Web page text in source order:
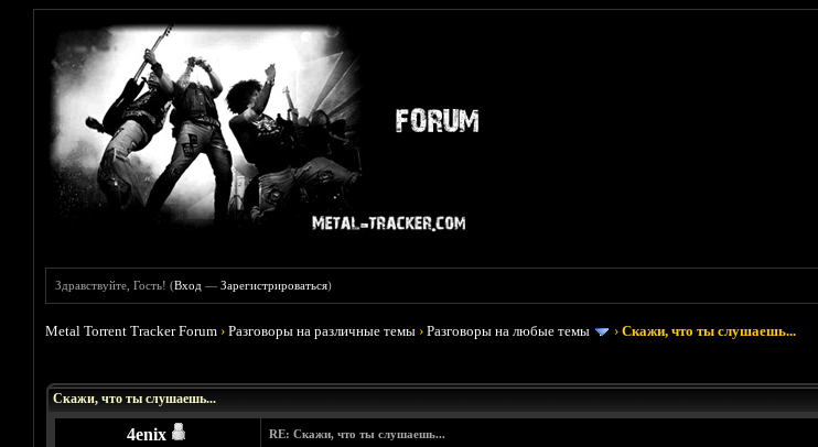
Здравствуйте, Гость! (Вход —Зарегистрироваться)
Metal Torrent Tracker Forum ›Разговоры на различные темы ›Разговоры на любые темы ›Скажи, что ты слушаешь...
Скажи, что ты слушаешь...
4enix RE: Скажи, что ты слушаешь...